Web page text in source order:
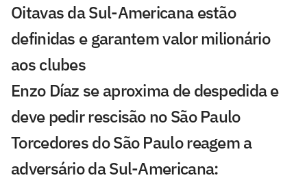
Oitavas da Sul-Americana estão
definidas e garantem valor milionário
aos clubes
Enzo Díaz se aproxima de despedida e
deve pedir rescisão no São Paulo
Torcedores do São Paulo reagem a
adversário da Sul-Americana: